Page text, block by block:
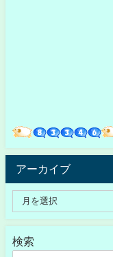
アーカイブ
検索